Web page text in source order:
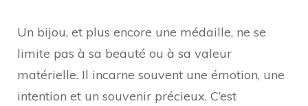
Un bijou, et plus encore une médaille, ne se
limite pas à sa beauté ou à sa valeur
matérielle. Il incarne souvent une émotion, une
intention et un souvenir précieux. C’est